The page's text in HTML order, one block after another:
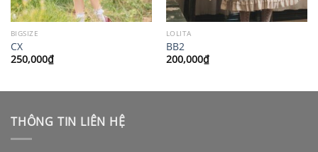
BIGSIZE
CX
250,000₫
LOLITA
BB2
200,000₫
THÔNG TIN LIÊN HỆ